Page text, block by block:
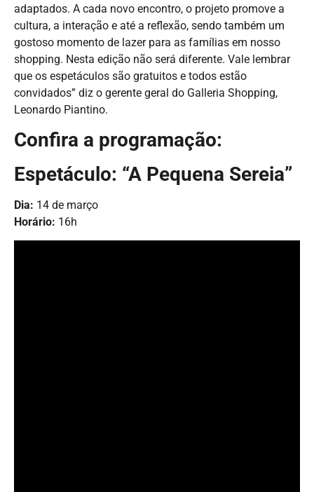
adaptados. A cada novo encontro, o projeto promove a
cultura, a interação e até a reflexão, sendo também um
gostoso momento de lazer para as famílias em nosso
shopping. Nesta edição não será diferente. Vale lembrar
que os espetáculos são gratuitos e todos estão
convidados” diz o gerente geral do Galleria Shopping,
Leonardo Piantino.
Confira a programação:
Espetáculo: “A Pequena Sereia”
Dia: 14 de março
Horário: 16h